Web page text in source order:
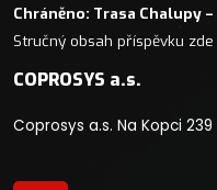
Chráněno: Trasa Chalupy
Stručný obsah příspěvku
COPROSYS a.s.
Coprosys a.s. Na Kopci